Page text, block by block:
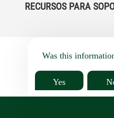
RECURSOS PARA
Was this
Yes